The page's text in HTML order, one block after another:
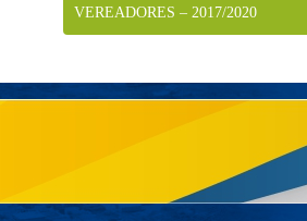
VEREADORES – 2017/2020